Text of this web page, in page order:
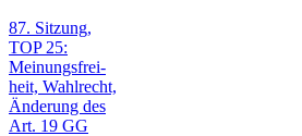
87. Sitzung,
TOP 25:
Meinungs­frei­
heit, Wahl­recht,
Änderung des
Art. 19 GG